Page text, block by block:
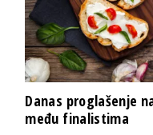
Danas proglašenje
među finalistima